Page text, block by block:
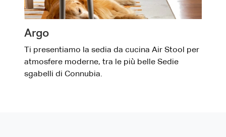
Argo
Ti presentiamo la sedia da cucina Air Stool per
atmosfere moderne, tra le più belle Sedie
sgabelli di Connubia.